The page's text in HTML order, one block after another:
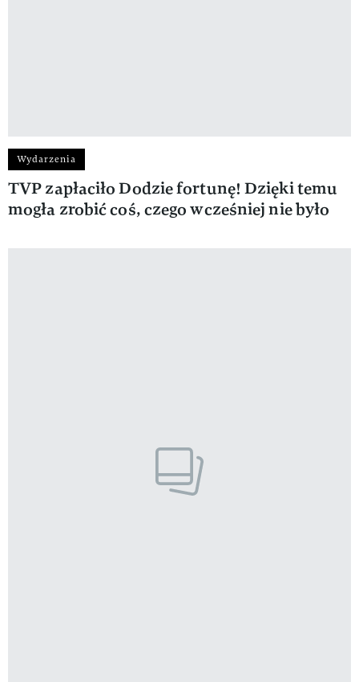
Wydarzenia
TVP zapłaciło Dodzie fortunę! Dzięki temu
mogła zrobić coś, czego wcześniej nie było